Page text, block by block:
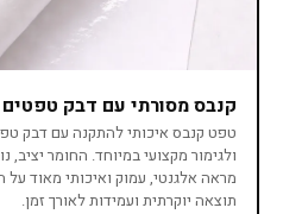
קנבס מסורתי עם דבק טפטים
טפט קנבס איכותי להתקנה עם דבק
ולגימור מקצועי במיוחד. החומר יציב,
מראה אלגנטי, עמוק ואיכותי מאוד
תוצאה יוקרתית ועמידות לאורך זמן.